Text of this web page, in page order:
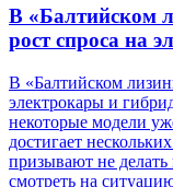
В «Балтийском
рост спроса на
В «Балтийском
электрокары и
некоторые модели
достигает
призывают не
смотреть на